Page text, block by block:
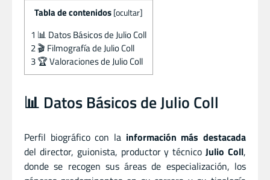
Tabla de contenidos [ocultar]
1 📊 Datos Básicos de Julio Coll
2🎬 Filmografía de Julio Coll
3🏆 Valoraciones de Julio Coll
📊 Datos Básicos de Julio Coll
Perfil biográfico con la información más destacada
del director, guionista, productorytécnicoJulio Coll,
donde se recogen sus áreas de especialización, los